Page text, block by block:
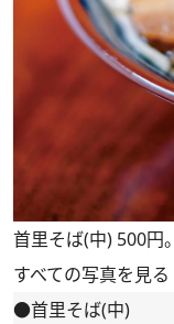
首里そば(中) 500円。
すべての写真を見る
●首里そば(中)